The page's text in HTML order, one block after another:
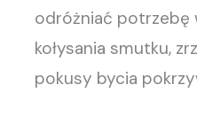
odróżniać potrzebę
kołysania smutku,
pokusy bycia